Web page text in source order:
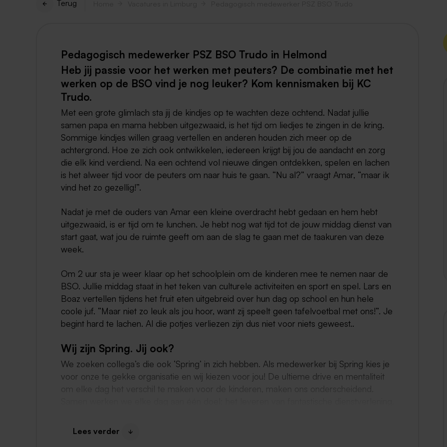
Terug
Pedagogisch medewerker PSZ BSO Trudo in Helmond
Heb jij passie voor het werken met peuters? De combinatie met het
werken op de BSO vind je nog leuker? Kom kennismaken bij KC
Trudo.
Met een grote glimlach sta jij de kindjes op te wachten deze ochtend. Nadat jullie
samen papa en mama hebben uitgezwaaid, is het tijd om liedjes te zingen in de kring.
Sommige kindjes willen graag vertellen en anderen houden zich meer op de
achtergrond. Hoe ze zich ook ontwikkelen, iedereen krijgt bij jou de aandacht en zorg
die elk kind verdiend. Na een ochtend vol nieuwe dingen ontdekken, spelen en lachen
is het alweer tijd voor de peuters om naar huis te gaan. “Nu al?” vraagt Amar, “maar ik
vind het zo gezellig!”.
Nadat je met de ouders van Amar een kleine overdracht hebt gedaan en hem hebt
uitgezwaaid, is er tijd om te lunchen. Je hebt nog wat tijd tot de jouw middag dienst van
start gaat, wat jou de ruimte geeft om aan de slag te gaan met de taakuren van deze
week.
Om 2 uur sta je weer klaar op het schoolplein om de kinderen mee te nemen naar de
BSO. Jullie middag staat in het teken van culturele activiteiten en sport en spel. Lars en
Boaz vertellen tijdens het fruit eten uitgebreid over hun dag op school en hun hele
coole juf. “Maar niet zo leuk als jou hoor, want zij speelt geen tafelvoetbal met ons!”. Je
begint hard te lachen. Al die potjes verliezen zijn dus niet voor niets geweest..
Wij zijn Spring. Jij ook?
We zoeken collega’s die ook ‘Spring’ in zich hebben. Als medewerker bij Spring kies je
voor onze te gekke organisatie en wij kiezen voor jou! De ultieme drive en mentaliteit
om elke dag het verschil te maken voor de kinderen, maken ons onderscheidend.
Lees verder